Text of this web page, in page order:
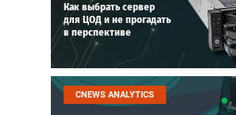
Как выбрать сервер
для ЦОД и не прогадать
в перспективе
CNEWS ANALYTICS